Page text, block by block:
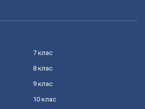
7 клас
8 клас
9 клас
10 клас